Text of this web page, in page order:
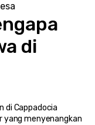
di
di Cappadocia
yang menyenangkan